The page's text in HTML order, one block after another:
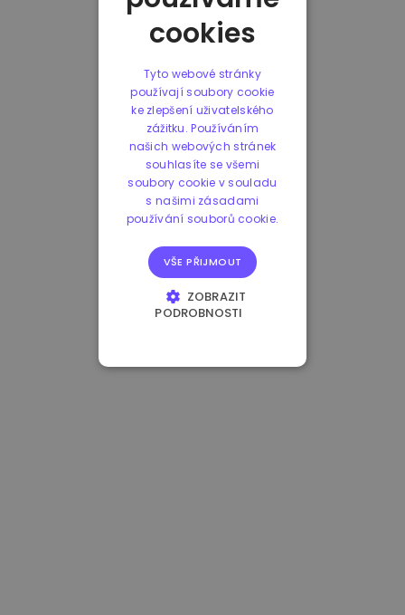
cookies
Tyto webové stránky
používají soubory cookie
ke zlepšení uživatelského
zážitku. Používáním
našich webových stránek
souhlasíte se všemi
soubory cookie v souladu
s našimi zásadami
používání souborů cookie.
VŠE PŘIJMOUT
ZOBRAZIT
PODROBNOSTI